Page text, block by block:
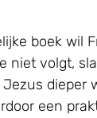
boek wil
niet volgt,
een